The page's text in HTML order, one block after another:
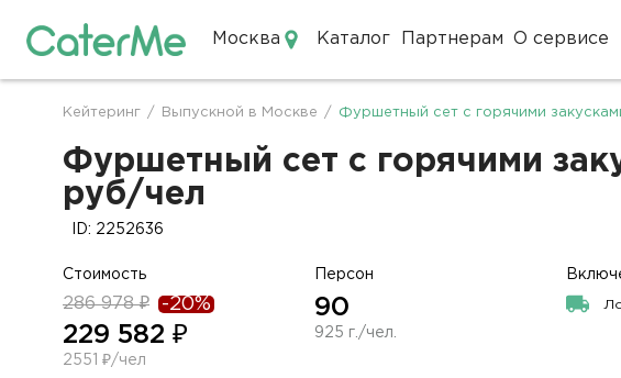
Москва Каталог Партнерам О сервисе
Строка
навигации
Кейтеринг / Выпускной в Москве / Фуршетный сет с горячими
Фуршетный сет с горячими
руб/чел
ID: 2252636
Стоимость
286 978 ₽ -20%
229 582 ₽
2551 ₽/чел
Персон
90
925 г./чел.